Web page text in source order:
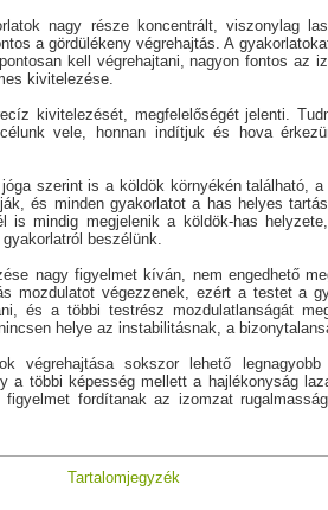
nagy része koncentrált, viszonylag
a gördülékeny végrehajtás. A
kell végrehajtani, nagyon fontos az
kivitelezése.
kivitelezését, megfelelőségét jelenti.
vele, honnan indítjuk és hova
szerint is a köldök környékén található,
és minden gyakorlatot a has helyes
is mindig megjelenik a köldök-has
beszélünk.
nagy figyelmet kíván, nem engedhető
mozdulatot végezzenek, ezért a testet a
és a többi testrész mozdulatlanságát
helye az instabilitásnak, a
végrehajtása sokszor lehető legnagyobb
a többi képesség mellett a hajlékonyság
fordítanak az izomzat
Tartalomjegyzék